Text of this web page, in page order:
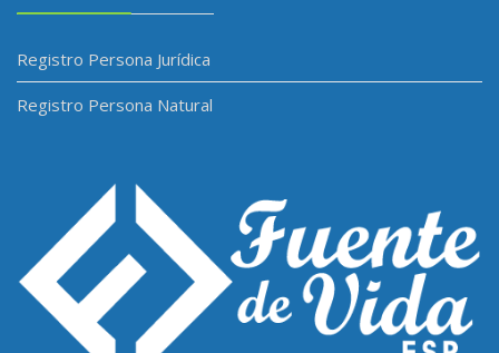
Registro Persona Jurídica
Registro Persona Natural